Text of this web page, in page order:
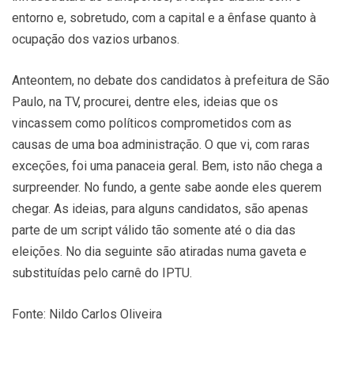
entorno e, sobretudo, com a capital e a ênfase quanto à
ocupação dos vazios urbanos.
Anteontem, no debate dos candidatos à prefeitura de São
Paulo, na TV, procurei, dentre eles, ideias que os
vincassem como políticos comprometidos com as
causas de uma boa administração. O que vi, com raras
exceções, foi uma panaceia geral. Bem, isto não chega a
surpreender. No fundo, a gente sabe aonde eles querem
chegar. As ideias, para alguns candidatos, são apenas
parte de um script válido tão somente até o dia das
eleições. No dia seguinte são atiradas numa gaveta e
substituídas pelo carnê do IPTU.
Fonte: Nildo Carlos Oliveira